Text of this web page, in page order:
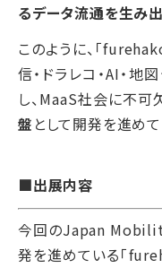
るデータ流通を生み
このように、「
信・ドラレコ・AI・
し、MaaS社会に不可
盤 として開発を進めて
■出展内容
今回のJapan
発を進めている「